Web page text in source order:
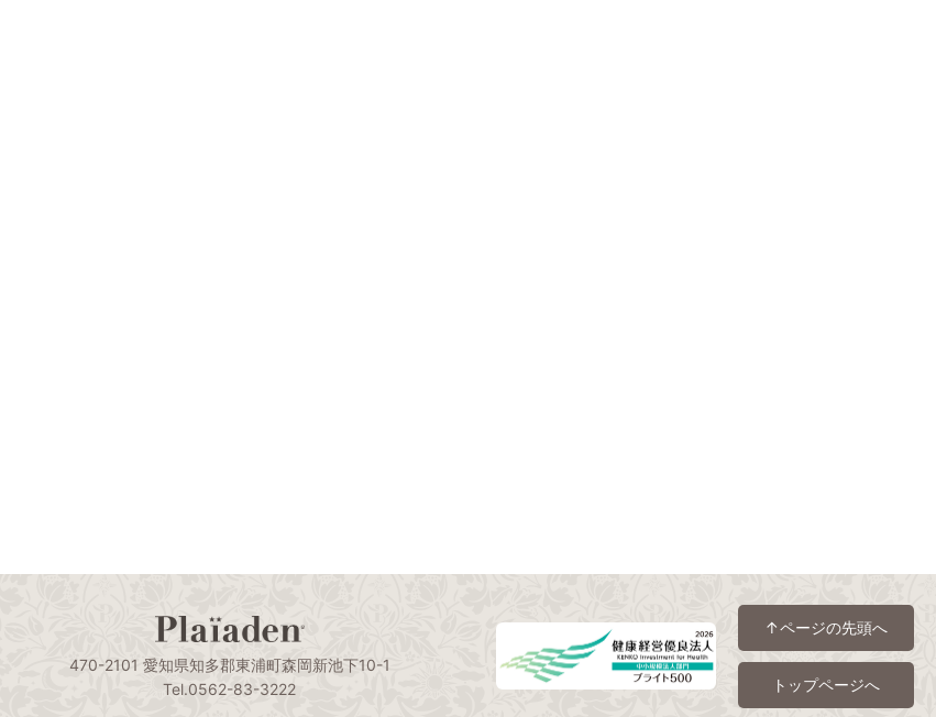
↑ページの先頭へ
トップページへ
470-2101 愛知県知多郡東浦町森岡新池下10-1
Tel.0562-83-3222